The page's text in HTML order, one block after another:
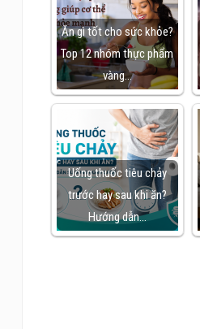
Ăn gì tốt cho sức khỏe?
Top 12 nhóm thực phẩm
vàng…
Uống thuốc tiêu chảy
trước hay sau khi ăn?
Hướng dẫn…